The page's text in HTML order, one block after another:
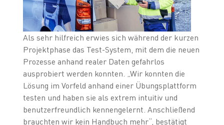
Als sehr hilfreich erwies sich während der kurzen
Projektphase das Test-System, mit dem die neuen
Prozesse anhand realer Daten gefahrlos
ausprobiert werden konnten. „Wir konnten die
Lösung im Vorfeld anhand einer Übungsplattform
testen und haben sie als extrem intuitiv und
benutzerfreundlich kennengelernt. Anschließend
brauchten wir kein Handbuch mehr“, bestätigt